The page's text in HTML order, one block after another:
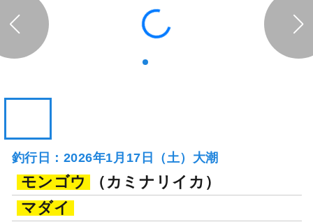
釣行日：2026年1月17日（土）大潮
モンゴウ
（カミナリイカ）
マダイ